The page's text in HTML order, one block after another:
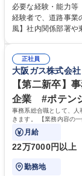
制度やキャリア支援が充
管理部門：広報、人
門：駐車場の新規開
道路施設や道路工事
へ配属。※業務内容変更の範
ープ】総合職（事
必要な経験・能力等
経験者で、道路事業
風】社内関係部署や
部門など多岐に渡る
事業の他、新宿駅西
イン」の管理運営
います。 学歴・資格 学歴：大学院 大学 高専 短大 専修学校 高校 語学力：
資格：
正社員
大阪ガス株式会社
【第二新卒】
企業 #ポテン
事務系総合職として、
きます。 【業務内容の
門の企画スタッフ、ルー
月給
22万7000円以上
勤務地